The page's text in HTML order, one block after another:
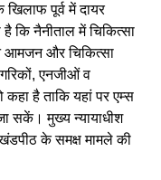
पूर्व में दायर
कि नैनीताल में चिकित्सा
आमजन और चिकित्सा
एनजीओं व
है ताकि यहां पर एम्स
सकें। मुख्य न्यायाधीश
खंडपीठ के समक्ष मामले की